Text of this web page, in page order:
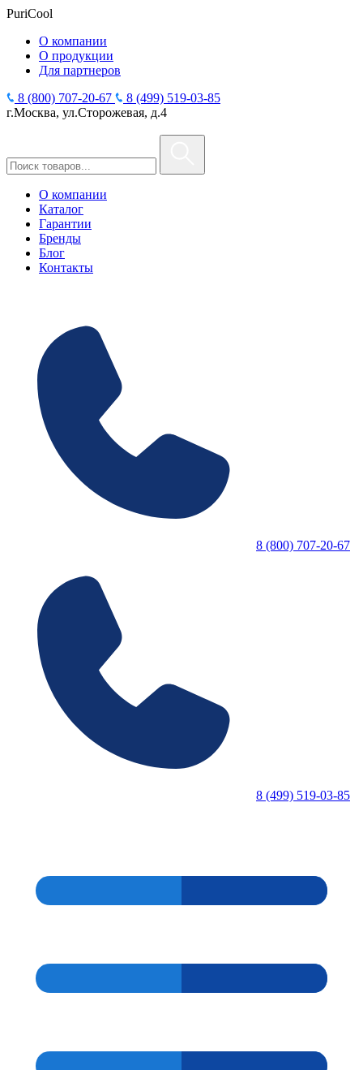
PuriCool
О компании
О продукции
Для партнеров
8 (800) 707-20-67
8 (499) 519-03-85
г.Москва, ул.Сторожевая, д.4
О компании
Каталог
Гарантии
Бренды
Блог
Контакты
8 (800) 707-20-67
8 (499) 519-03-85